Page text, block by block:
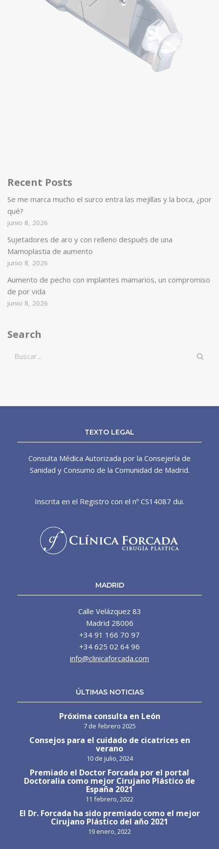
Recent Posts
Se me marca mucho el surco entra las mejillas y la boca, ¿por
qué?
junio 8, 2026
Sujetadores de aro y con relleno después de una
Mamoplastia de aumento
junio 8, 2026
Aumento de pecho con implantes mamarios, un compromiso
de por vida
junio 8, 2026
Search
TEXTO LEGAL
Consulta Médica Autorizada por la Consejería de
Sanidad y Consumo de la Comunidad de Madrid.
Inscrita en el Registro con el nº CS14087 dui.
MADRID
Calle Velázquez 83
Madrid 28006
+34 91 166 70 97
+34 625 02 64 96
info@clinicaforcada.com
ÚLTIMAS NOTICIAS
Próxima consulta en León
7 de febrero 2025
Consejos para el cuidado de cicatrices en
verano
10 de julio, 2024
Premiado el Doctor Forcada por el portal
Doctoralia como mejor Cirujano Plástico de
España 2021
11 febrero, 2022
El Dr. Forcada ha sido premiado como el mejor
Cirujano Plástico del año 2021
19 enero, 2022